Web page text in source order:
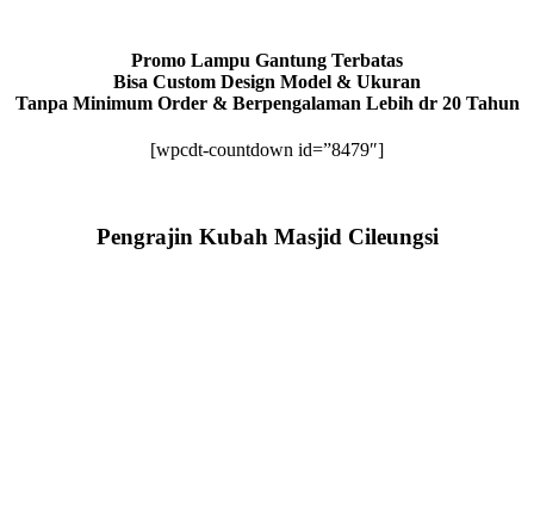
Promo Lampu Gantung Terbatas
Bisa Custom Design Model & Ukuran
Tanpa Minimum Order & Berpengalaman Lebih dr 20 Tahun
[wpcdt-countdown id=”8479″]
Pengrajin Kubah Masjid Cileungsi